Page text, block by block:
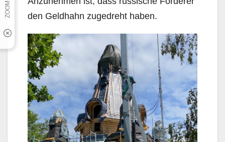
den Geldhahn zugedreht haben.